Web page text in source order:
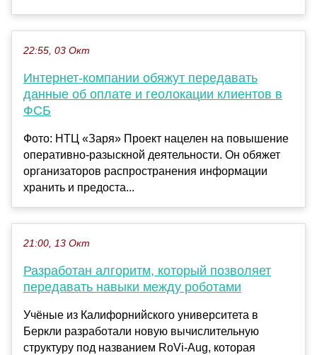
22:55, 03 Окт
Интернет-компании обяжут передавать
данные об оплате и геолокации клиентов в
ФСБ
Фото: НТЦ «Заря» Проект нацелен на повышение
оперативно-разыскной деятельности. Он обяжет
организаторов распространения информации
хранить и предоста...
21:00, 13 Окт
Разработан алгоритм, который позволяет
передавать навыки между роботами
Учёные из Калифорнийского университета в
Беркли разработали новую вычислительную
структуру под названием RoVi-Aug, которая